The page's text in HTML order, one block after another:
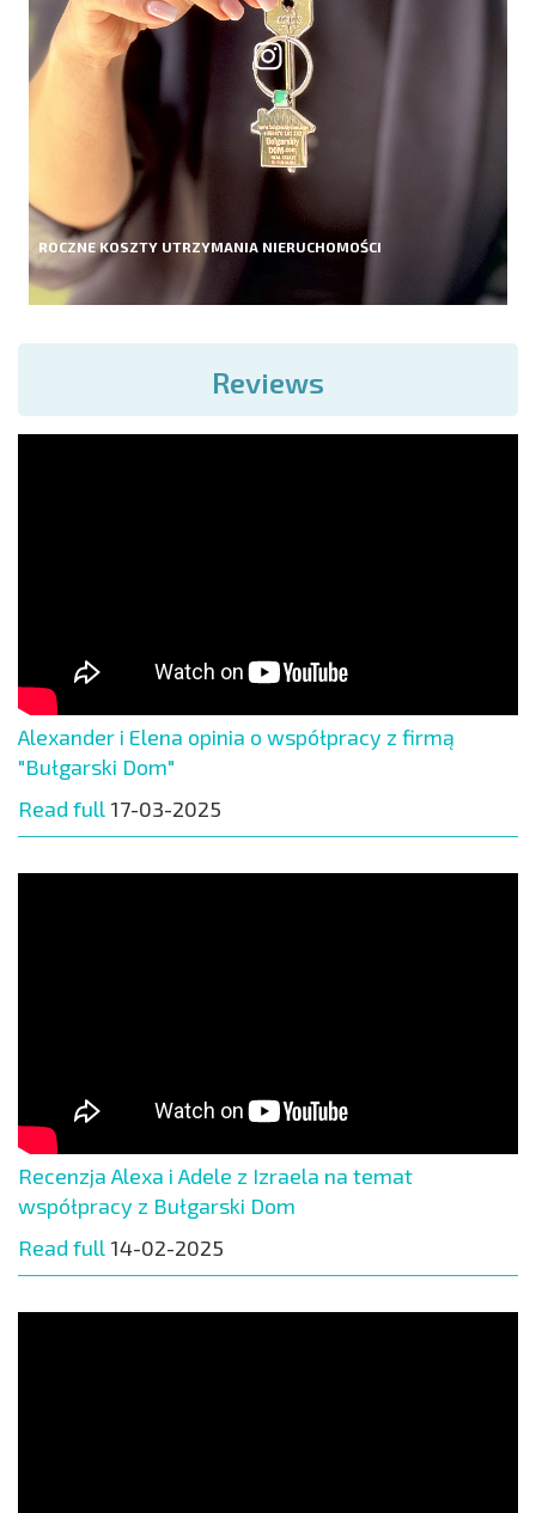
ROCZNE KOSZTY UTRZYMANIA NIERUCHOMOŚCI
Reviews
Alexander i Elena opinia o współpracy z firmą
"Bułgarski Dom"
Read full 17-03-2025
Recenzja Alexa i Adele z Izraela na temat
współpracy z Bułgarski Dom
Read full 14-02-2025